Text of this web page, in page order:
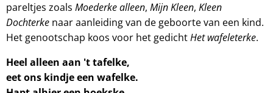
pareltjes zoals Moederke alleen, Mijn Kleen, Kleen
Dochterke naar aanleiding van de geboorte van een kind.
Het genootschap koos voor het gedichtHet wafeleterke.
Heel alleen aan 't tafelke,
eet ons kindje een wafelke.